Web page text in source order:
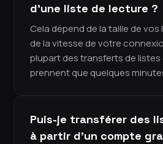
d'une liste de lecture ?
Cela dépend de la taille de
de la vitesse de votre
plupart des transferts de listes
prennent que quelques
Puis-je transférer des
à partir d'un compte